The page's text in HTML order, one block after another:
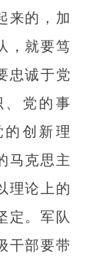
来的，加
，就要笃
忠诚于党
党的事
创新理
马克思主
理论上的
定。军队
干部要带